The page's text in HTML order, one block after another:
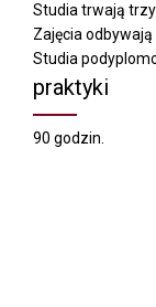
Studia trwają
Zajęcia odbywają
Studia
praktyki
90 godzin.